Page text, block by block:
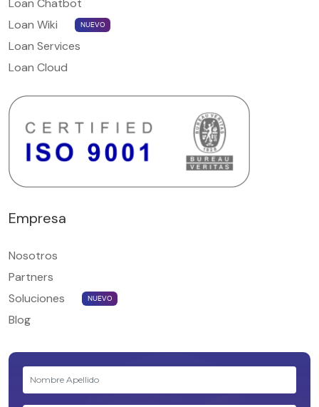
Loan Wiki
NUEVO
Loan Services
Loan Cloud
Empresa
Nosotros
Partners
Soluciones
NUEVO
Blog